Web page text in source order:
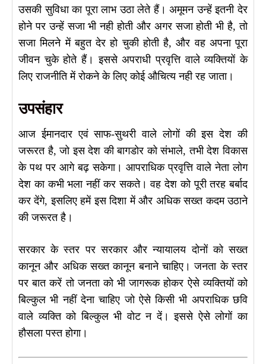
उसकी सुविधा का पूरा लाभ उठा लेते हैं। अमूमन उन्हें इतनी देर
होने पर उन्हें सजा भी नही होती और अगर सजा होती भी है, तो
सजा मिलने में बहुत देर हो चुकी होती है, और वह अपना पूरा
जीवन चुके होते हैं। इससे अपराधी प्रवृत्ति वाले व्यक्तियों के
लिए राजनीति में रोकने के लिए कोई औचित्य नही रह जाता।
उपसंहार
आज ईमानदार एवं साफ-सुथरी वाले लोगों की इस देश की
जरूरत है, जो इस देश की बागडोर को संभाले, तभी देश विकास
के पथ पर आगे बढ़ सकेगा। आपराधिक प्रवृत्ति वाले नेता लोग
देश का कभी भला नहीं कर सकते। वह देश को पूरी तरह बर्बाद
कर देंगे, इसलिए हमें इस दिशा में और अधिक सख्त कदम उठाने
की जरूरत है।
सरकार के स्तर पर सरकार और न्यायालय दोनों को सख्त
कानून और अधिक सख्त कानून बनाने चाहिए। जनता के स्तर
पर बात करें तो जनता को भी जागरूक होकर ऐसे व्यक्तियों को
बिल्कुल भी नहीं देना चाहिए जो ऐसे किसी भी अपराधिक छवि
वाले व्यक्ति को बिल्कुल भी वोट न दें। इससे ऐसे लोगों का
हौसला पस्त होगा।